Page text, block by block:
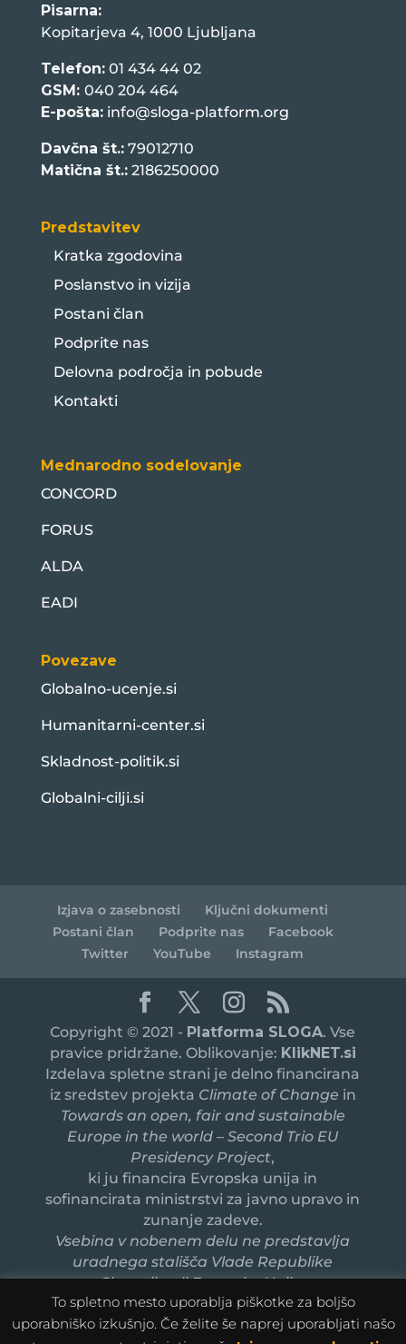
Pisarna:
Kopitarjeva 4, 1000 Ljubljana
Telefon:01 434 44 02
GSM: 040 204 464
E-pošta: info@sloga-platform.org
Davčna št.:79012710
Matična št.:2186250000
Predstavitev
Kratka zgodovina
Poslanstvo in vizija
Postani član
Podprite nas
Delovna področja in pobude
Kontakti
Mednarodno sodelovanje
CONCORD
FORUS
ALDA
EADI
Povezave
Globalno-ucenje.si
Humanitarni-center.si
Skladnost-politik.si
Globalni-cilji.si
Izjava o zasebnosti
Ključni dokumenti
Postani član
Podprite nas
Facebook
Twitter
YouTube Instagram
Copyright © 2021 - Platforma SLOGA. Vse
pravice pridržane. Oblikovanje: KlikNET.si
Izdelava spletne strani je delno financirana
iz sredstev projekta Climate of Change in
Towards an open, fair and sustainable
Europe in the world – Second Trio EU
Presidency Project,
ki ju financira Evropska unija in
sofinancirata ministrstvi za javno upravo in
zunanje zadeve.
Vsebina v nobenem delu ne predstavlja
uradnega stališča Vlade Republike
Slovenije ali Evropske Unije.
To spletno mesto uporablja piškotke za boljšo
uporabniško izkušnjo. Če želite še naprej uporabljati našo